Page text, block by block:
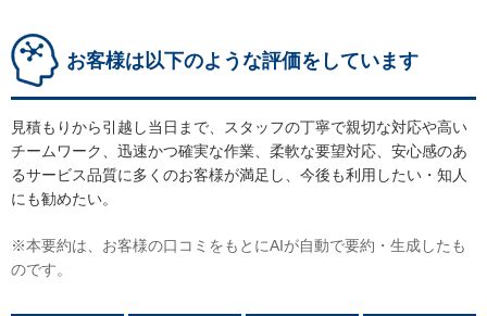
お客様は以下のような評価をしています
見積もりから引越し当日まで、スタッフの丁寧で親切な対応や高い
チームワーク、迅速かつ確実な作業、柔軟な要望対応、安心感のあ
るサービス品質に多くのお客様が満足し、今後も利用したい・知人
にも勧めたい。
※本要約は、お客様の口コミをもとにAIが自動で要約・生成したも
のです。